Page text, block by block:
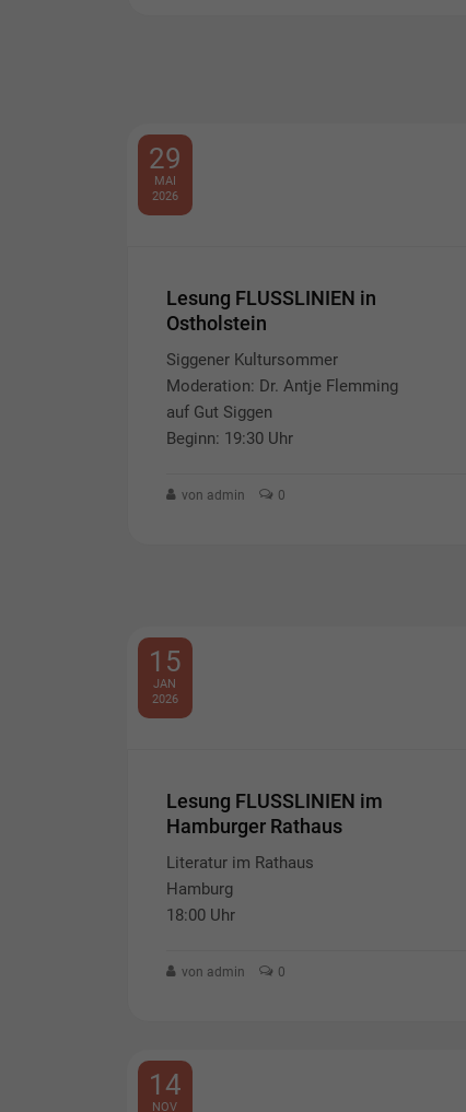
29
MAI
2026
Lesung FLUSSLINIEN in
Ostholstein
Siggener Kultursommer
Moderation: Dr. Antje Flemming
auf Gut Siggen
Beginn: 19:30 Uhr
von admin 0
15
JAN
2026
Lesung FLUSSLINIEN im
Hamburger Rathaus
Literatur im Rathaus
Hamburg
18:00 Uhr
von admin 0
14
NOV